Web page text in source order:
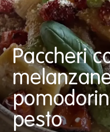
Paccheri
pesto